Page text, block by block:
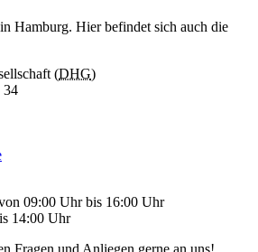
Hamburg. Hier befindet sich auch die
(DHG)
34
09:00 Uhr bis 16:00 Uhr
14:00 Uhr
Fragen und Anliegen gerne an uns!